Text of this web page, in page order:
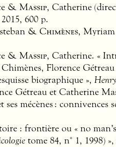
& Massip, Catherine
600 p.
& Chimènes,
& Massip, Catherine. «
Florence
biographique »,
Gétreau et Catherine
mécènes : connivences
: frontière ou « no
tome 84, n° 1, 1998)